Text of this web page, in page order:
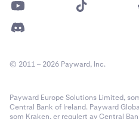
© 2011 – 2026 Payward, Inc.
Payward Europe Solutions Limited,
Central Bank of Ireland. Payward
som Kraken, er regulert av Central